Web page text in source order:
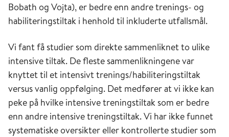
Bobath og Vojta), er bedre enn andre trenings- og
habiliteringstiltak i henhold til inkluderte utfallsmål.
Vi fant få studier som direkte sammenliknet to ulike
intensive tiltak. De fleste sammenlikningene var
knyttet til et intensivt trenings/habiliteringstiltak
versus vanlig oppfølging. Det medfører at vi ikke kan
peke på hvilke intensive treningstiltak som er bedre
enn andre intensive treningstiltak. Vi har ikke funnet
systematiske oversikter eller kontrollerte studier som